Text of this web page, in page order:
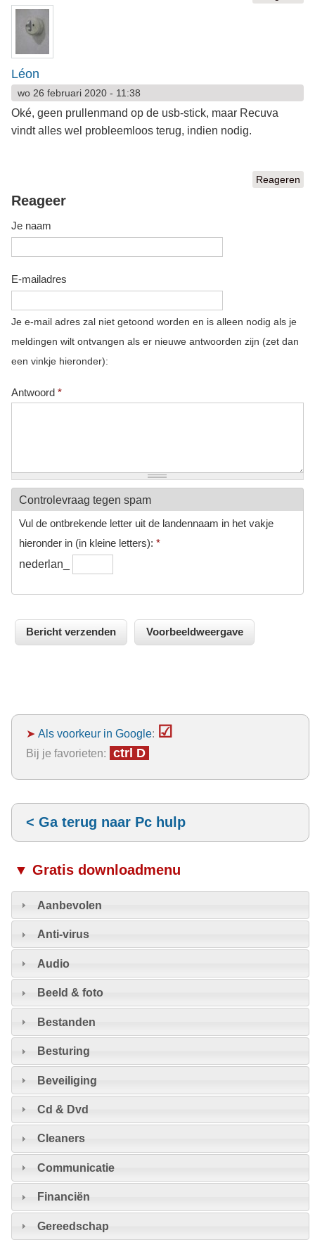
Léon
wo 26 februari 2020 - 11:38
Oké, geen prullenmand op de usb-stick, maar Recuva
vindt alles wel probleemloos terug, indien nodig.
Reageren
Reageer
Je naam
E-mailadres
Je e-mail adres zal niet getoond worden en is alleen nodig als je
meldingen wilt ontvangen als er nieuwe antwoorden zijn (zet dan
een vinkje hieronder):
Antwoord *
Controlevraag tegen spam
Vul de ontbrekende letter uit de landennaam in het vakje
hieronder in (in kleine letters): *
nederlan_
➤ Als voorkeur in Google: ☑
Bij je favorieten: ctrl D
< Ga terug naar Pc hulp
▼ Gratis downloadmenu
Aanbevolen
Anti-virus
Audio
Beeld & foto
Bestanden
Besturing
Beveiliging
Cd & Dvd
Cleaners
Communicatie
Financiën
Gereedschap